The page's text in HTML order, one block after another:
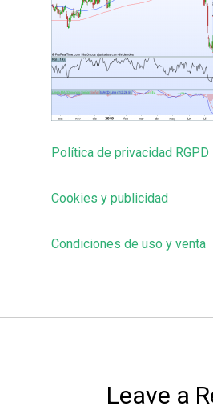
Política de privacidad RGPD
Cookies y publicidad
Condiciones de uso y venta
Leave a